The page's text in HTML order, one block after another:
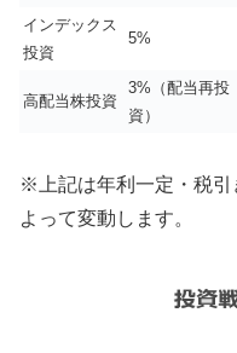
インデックス
投資
5%
高配当株投資
3%（配当再投
資）
※上記は年利一定・税引
よって変動します。